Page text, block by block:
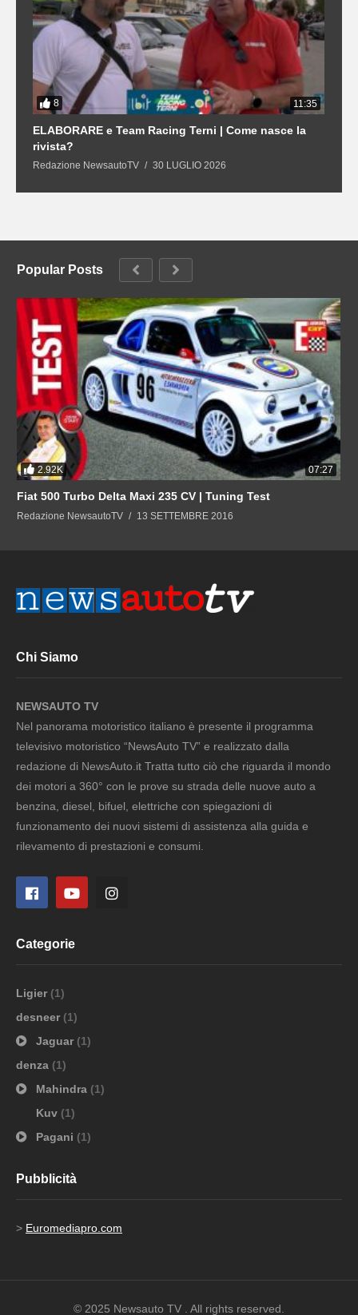
8 11:35
ELABORARE e Team Racing Terni | Come nasce la
rivista?
Redazione NewsautoTV 30 LUGLIO 2026
Popular Posts
2.92K 07:27
Fiat 500 Turbo Delta Maxi 235 CV | Tuning Test
Redazione NewsautoTV 13 SETTEMBRE 2016
Chi Siamo
NEWSAUTO TV
Nel panorama motoristico italiano è presente il programma
televisivo motoristico “NewsAuto TV” e realizzato dalla
redazione di NewsAuto.it Tratta tutto ciò che riguarda il mondo
dei motori a 360° con le prove su strada delle nuove auto a
benzina, diesel, bifuel, elettriche con spiegazioni di
funzionamento dei nuovi sistemi di assistenza alla guida e
rilevamento di prestazioni e consumi.
Categorie
Ligier (1)
desneer (1)
Jaguar (1)
denza (1)
Mahindra (1)
Kuv (1)
Pagani (1)
Pubblicità
> Euromediapro.com
© 2025 Newsauto TV . All rights reserved.